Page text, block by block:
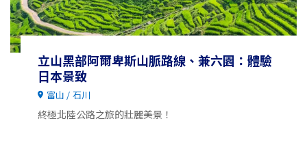
立山黑部阿爾卑斯山脈路線、兼六園：體驗
日本景致
富山 石川
終極北陸公路之旅的壯麗美景！